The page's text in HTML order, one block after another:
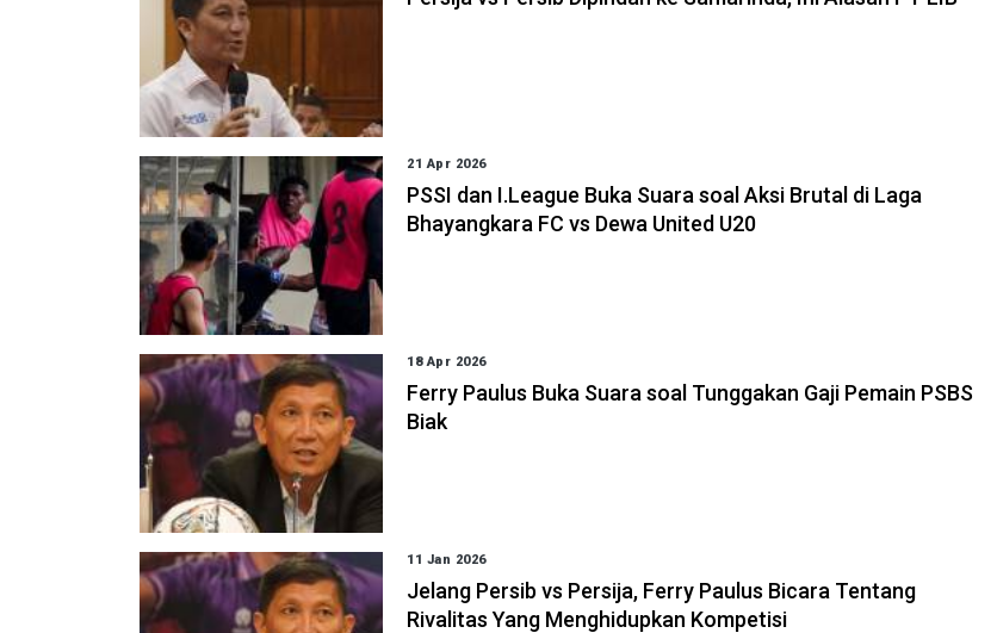
21 Apr 2026
PSSI dan I.League Buka Suara soal Aksi Brutal di Laga
Bhayangkara FC vs Dewa United U20
18 Apr 2026
Ferry Paulus Buka Suara soal Tunggakan Gaji Pemain PSBS
Biak
11 Jan 2026
Jelang Persib vs Persija, Ferry Paulus Bicara Tentang
Rivalitas Yang Menghidupkan Kompetisi